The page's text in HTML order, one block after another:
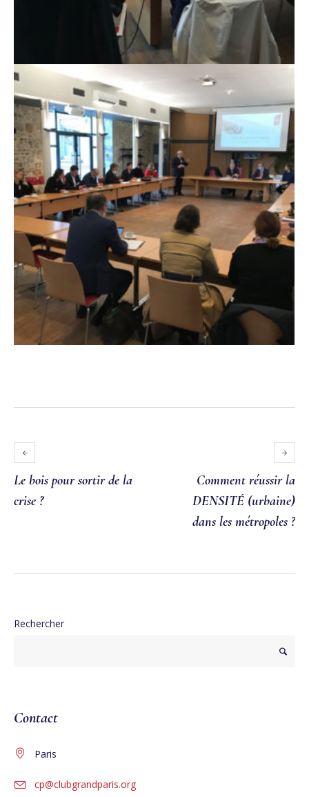
Le bois pour sortir de la
crise ?
Comment réussir la
DENSITÉ (urbaine)
dans les métropoles ?
Rechercher
Contact
Paris
cp@clubgrandparis.org